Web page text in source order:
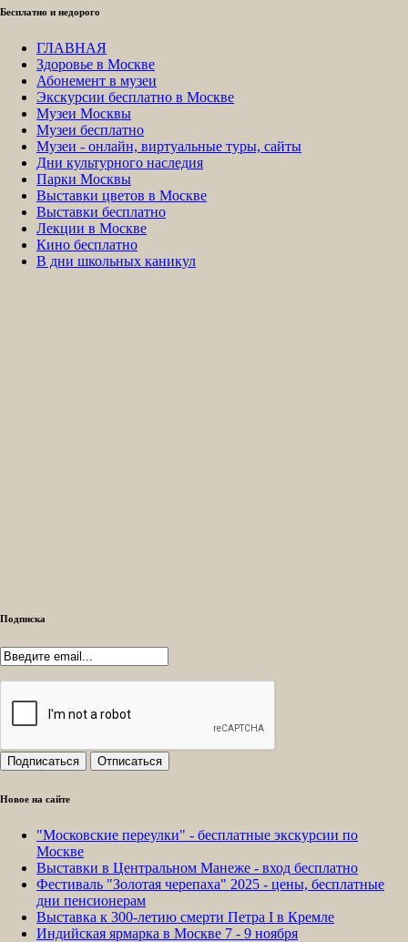
Бесплатно и недорого
ГЛАВНАЯ
Здоровье в Москве
Абонемент в музеи
Экскурсии бесплатно в Москве
Музеи Москвы
Музеи бесплатно
Музеи - онлайн, виртуальные туры, сайты
Дни культурного наследия
Парки Москвы
Выставки цветов в Москве
Выставки бесплатно
Лекции в Москве
Кино бесплатно
В дни школьных каникул
Подписка
Новое на сайте
"Московские переулки" - бесплатные экскурсии по
Москве
Выставки в Центральном Манеже - вход бесплатно
Фестиваль "Золотая черепаха" 2025 - цены, бесплатные
дни пенсионерам
Выставка к 300-летию смерти Петра I в Кремле
Индийская ярмарка в Москве 7 - 9 ноября